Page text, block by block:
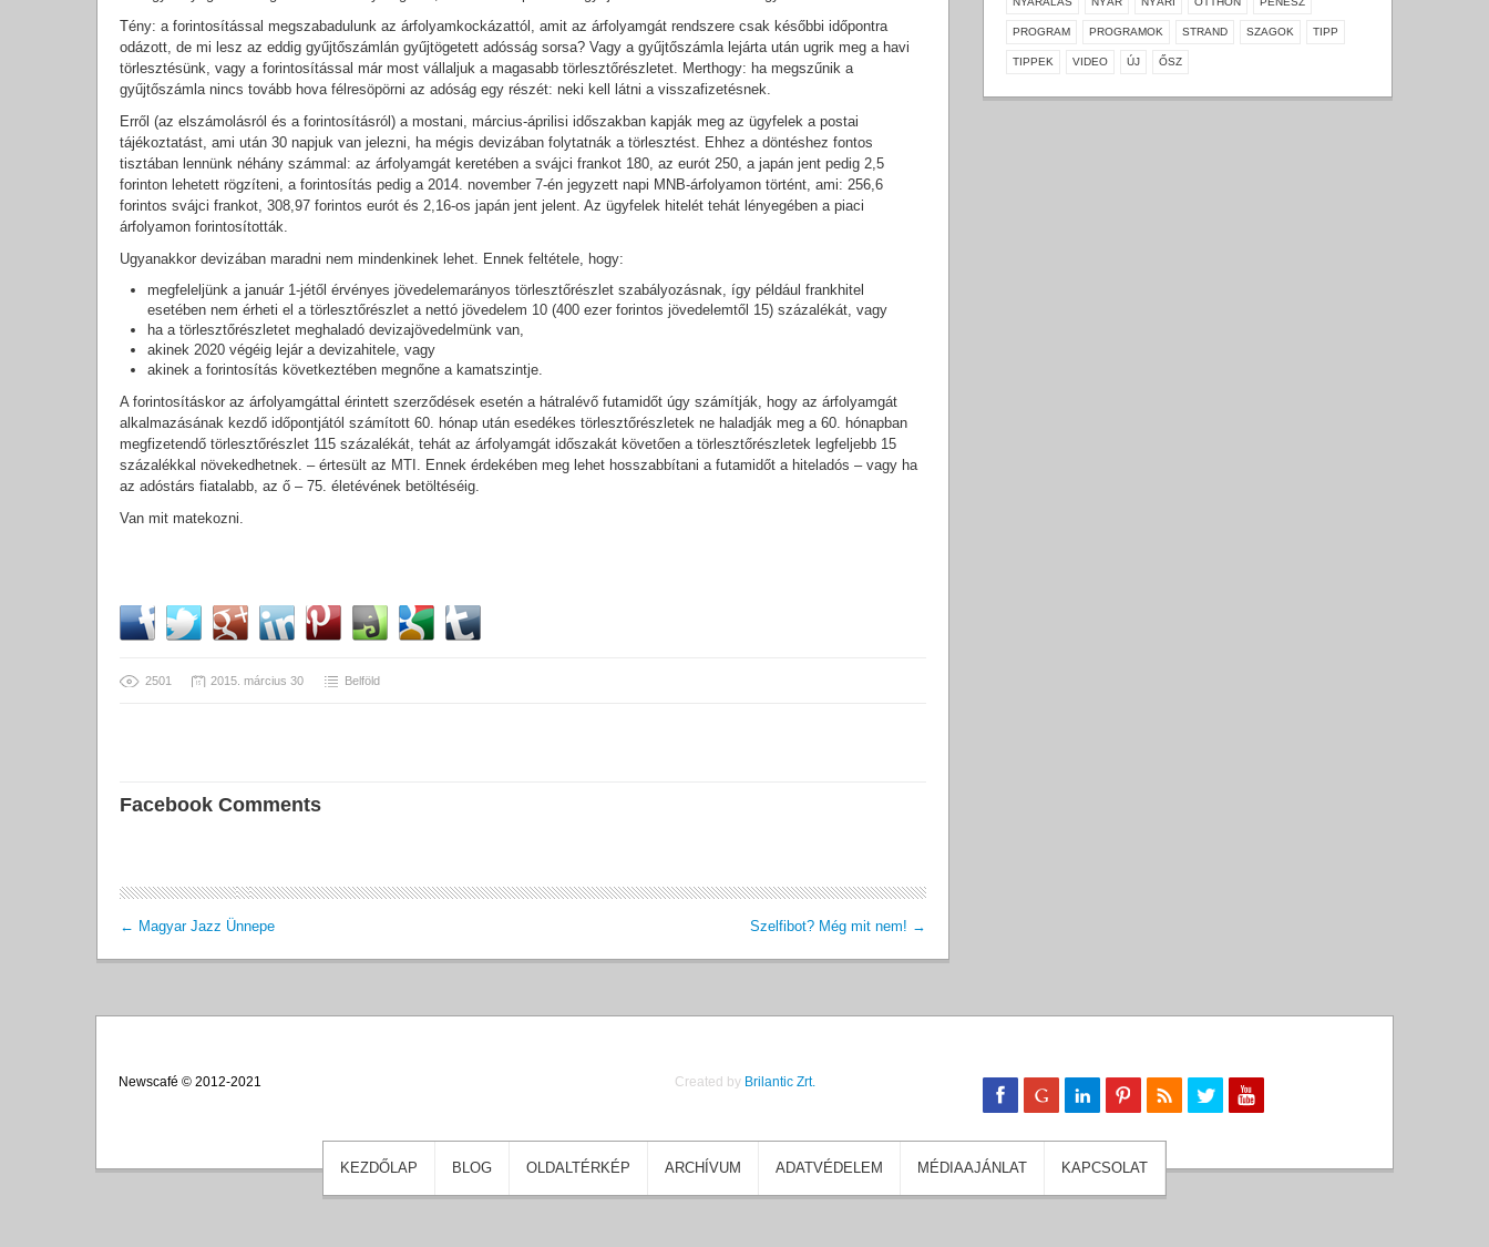
Tény: a forintosítással megszabadulunk az árfolyamkockázattól, amit az árfolyamgát rendszere csak későbbi időpontra
odázott, de mi lesz az eddig gyűjtőszámlán gyűjtögetett adósság sorsa? Vagy a gyűjtőszámla lejárta után ugrik meg a havi
törlesztésünk, vagy a forintosítással már most vállaljuk a magasabb törlesztőrészletet. Merthogy: ha megszűnik a
gyűjtőszámla nincs tovább hova félresöpörni az adóság egy részét: neki kell látni a visszafizetésnek.
Erről (az elszámolásról és a forintosításról) a mostani, március-áprilisi időszakban kapják meg az ügyfelek a postai
tájékoztatást, ami után 30 napjuk van jelezni, ha mégis devizában folytatnák a törlesztést. Ehhez a döntéshez fontos
tisztában lennünk néhány számmal: az árfolyamgát keretében a svájci frankot 180, az eurót 250, a japán jent pedig 2,5
forinton lehetett rögzíteni, a forintosítás pedig a 2014. november 7-én jegyzett napi MNB-árfolyamon történt, ami: 256,6
forintos svájci frankot, 308,97 forintos eurót és 2,16-os japán jent jelent. Az ügyfelek hitelét tehát lényegében a piaci
árfolyamon forintosították.
Ugyanakkor devizában maradni nem mindenkinek lehet. Ennek feltétele, hogy:
megfeleljünk a január 1-jétől érvényes jövedelemarányos törlesztőrészlet szabályozásnak, így például frankhitel
esetében nem érheti el a törlesztőrészlet a nettó jövedelem 10 (400 ezer forintos jövedelemtől 15) százalékát, vagy
ha a törlesztőrészletet meghaladó devizajövedelmünk van,
akinek 2020 végéig lejár a devizahitele, vagy
akinek a forintosítás következtében megnőne a kamatszintje.
A forintosításkor az árfolyamgáttal érintett szerződések esetén a hátralévő futamidőt úgy számítják, hogy az árfolyamgát
alkalmazásának kezdő időpontjától számított 60. hónap után esedékes törlesztőrészletek ne haladják meg a 60. hónapban
megfizetendő törlesztőrészlet 115 százalékát, tehát az árfolyamgát időszakát követően a törlesztőrészletek legfeljebb 15
százalékkal növekedhetnek. – értesült az MTI. Ennek érdekében meg lehet hosszabbítani a futamidőt a hiteladós – vagy ha
az adóstárs fiatalabb, az ő – 75. életévének betöltéséig.
Van mit matekozni.
2501 2015. március 30 Belföld
Facebook Comments
← Magyar Jazz Ünnepe Szelfibot? Még mit nem! →
PROGRAM PROGRAMOK STRAND SZAGOK TIPP
TIPPEK VIDEO ÚJ ŐSZ
Newscafé © 2012-2021 Created by Brilantic Zrt.
KEZDŐLAP BLOG OLDALTÉRKÉP ARCHÍVUM ADATVÉDELEM MÉDIAAJÁNLAT KAPCSOLAT